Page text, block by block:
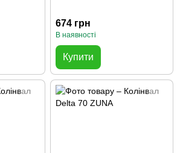
674 грн
В наявності
Купити